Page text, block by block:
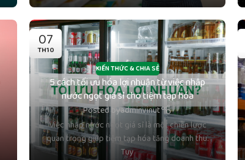
07
TH10
KIẾN THỨC & CHIA SẺ
5 cách tối ưu hóa lợi nhuận từ việc nhập
nước ngọt giá sỉ cho tiệm tạp hóa
Posted byadminvinut
Việc nhập nước ngọt giá sỉ là một chiến lược
quan trọng giúp tiệm tạp hóa tăng doanh thu.
Tuy